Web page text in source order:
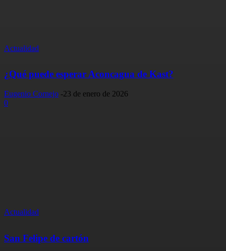
Actualidad
¿Qué puede esperar Aconcagua de Kast?
Eugenio Cornejo -23 de enero de 2026
0
Actualidad
San Felipe de cartón